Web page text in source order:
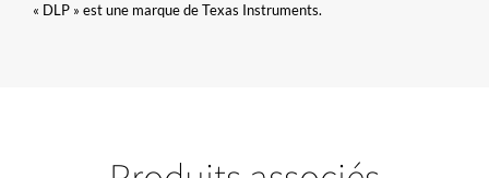
« DLP » est une marque de Texas Instruments.